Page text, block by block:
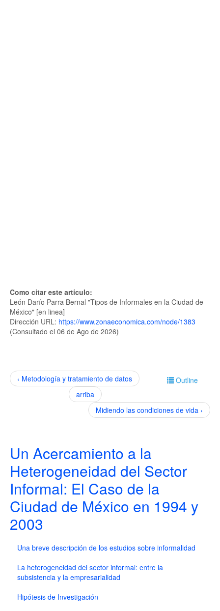
Como citar este artículo:
León Darío Parra Bernal "Tipos de Informales en la Ciudad de
México" [en linea]
Dirección URL: https://www.zonaeconomica.com/node/1383
(Consultado el 06 de Ago de 2026)
Outline
‹ Metodología y tratamiento de datos
arriba
Midiendo las condiciones de vida ›
Un Acercamiento a la
Heterogeneidad del Sector
Informal: El Caso de la
Ciudad de México en 1994 y
2003
Una breve descripción de los estudios sobre informalidad
La heterogeneidad del sector informal: entre la
subsistencia y la empresarialidad
Hipótesis de Investigación